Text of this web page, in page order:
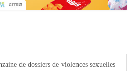
de dossiers de violences sexuelles